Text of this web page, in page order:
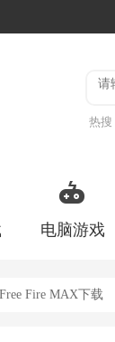
热搜
电脑游戏
Fire MAX下载